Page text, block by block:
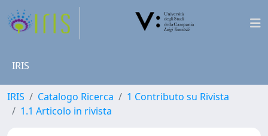
IRIS
IRIS Catalogo Ricerca
1 Contributo su Rivista
1.1 Articolo in rivista